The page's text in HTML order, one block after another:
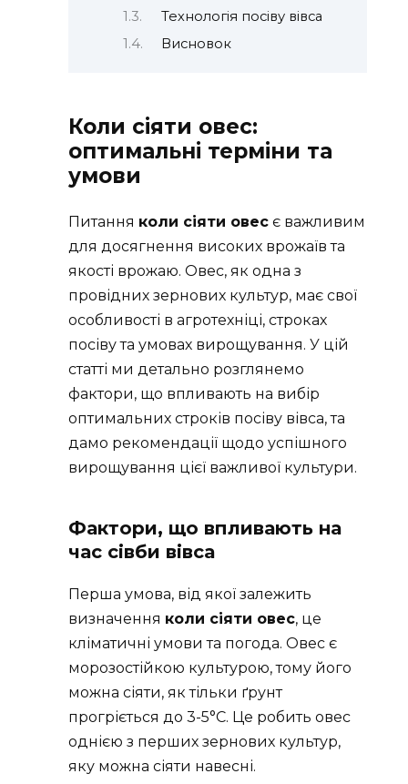
Технологія посіву вівса
Висновок
Коли сіяти овес:
оптимальні терміни та
умови
Питання коли сіяти овес є важливим
для досягнення високих врожаїв та
якості врожаю. Овес, як одна з
провідних зернових культур, має свої
особливості в агротехніці, строках
посіву та умовах вирощування. У цій
статті ми детально розглянемо
фактори, що впливають на вибір
оптимальних строків посіву вівса, та
дамо рекомендації щодо успішного
вирощування цієї важливої культури.
Фактори, що впливають на
час сівби вівса
Перша умова, від якої залежить
визначення коли сіяти овес, це
кліматичні умови та погода. Овес є
морозостійкою культурою, тому його
можна сіяти, як тільки ґрунт
прогріється до 3-5°C. Це робить овес
однією з перших зернових культур,
яку можна сіяти навесні.